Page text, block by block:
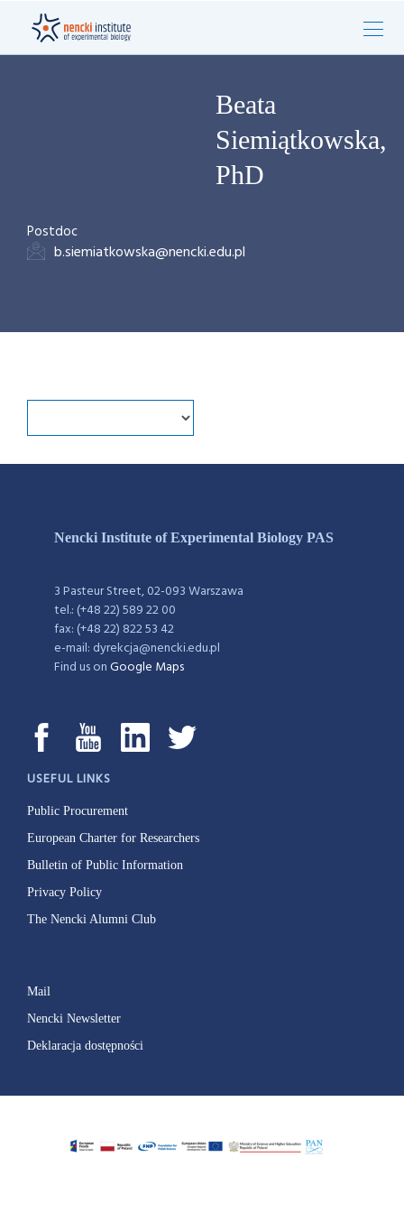
Beata
Siemiątkowska,
PhD
Postdoc
b.siemiatkowska@nencki.edu.pl
Nencki Institute of Experimental Biology PAS
3 Pasteur Street, 02-093 Warszawa
tel.: (+48 22) 589 22 00
fax: (+48 22) 822 53 42
e-mail: dyrekcja@nencki.edu.pl
Find us onGoogle Maps
USEFUL LINKS
Public Procurement
European Charter for Researchers
Bulletin of Public Information
Privacy Policy
The Nencki Alumni Club
Mail
Nencki Newsletter
Deklaracja dostępności